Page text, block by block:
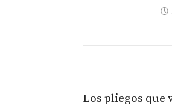
Los pliegos que